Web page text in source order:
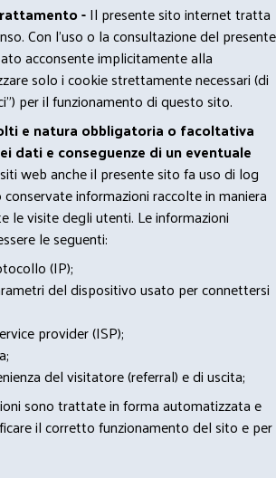
-Il presente sito internet tratta
Con l'uso o la consultazione del presente
acconsente implicitamente alla
solo i cookie strettamente necessari (di
per il funzionamento di questo sito.
e natura obbligatoria o facoltativa
dati e conseguenze di un eventuale
web anche il presente sito fa uso di log
informazioni raccolte in maniera
le visite degli utenti. Le informazioni
le seguenti:
(IP);
del dispositivo usato per connettersi
provider (ISP);
del visitatore (referral) e di uscita;
sono trattate in forma automatizzata e
il corretto funzionamento del sito e per